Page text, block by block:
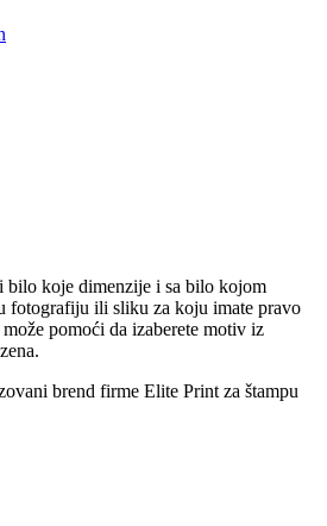
bilo koje dimenzije i sa bilo kojom
fotografiju ili sliku za koju imate pravo
pomoći da izaberete motiv iz
brend firme Elite Print za štampu